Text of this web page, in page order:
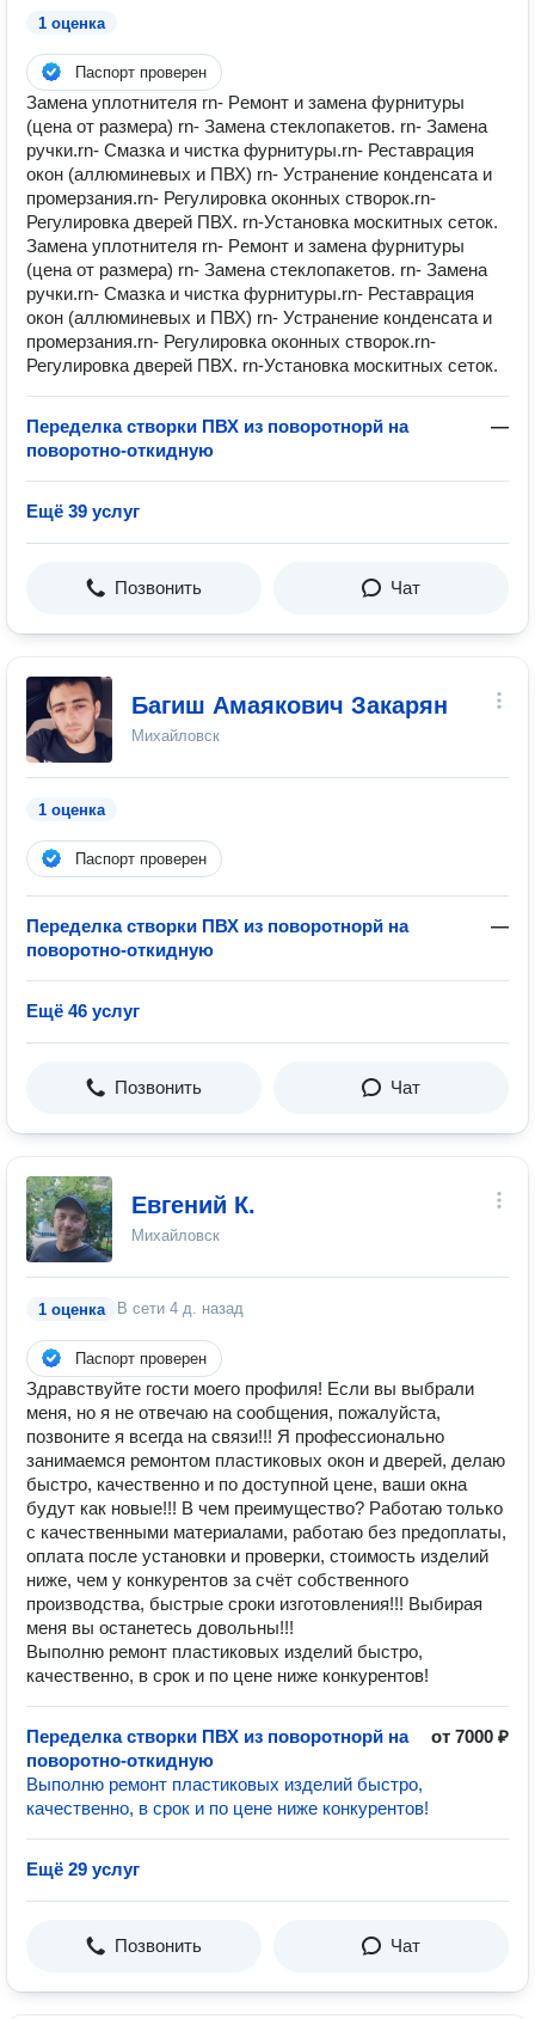
1 оценка
Паспорт проверен
Замeнa уплотнителя rn- Рeмонт и замена фуpнитуры
(цeнa от рaзмера) rn- Зaмeнa cтеклопакeтoв. rn- Зaменa
pучки.rn- Смазка и чистка фурнитуры.rn- Реставрация
окон (аллюминевых и ПВХ) rn- Устранение конденсата и
промерзания.rn- Регулировка оконных створок.rn-
Регулировка дверей ПВХ. rn-Установка москитных сеток.
Замeнa уплотнителя rn- Рeмонт и замена фуpнитуры
(цeнa от рaзмера) rn- Зaмeнa cтеклопакeтoв. rn- Зaменa
pучки.rn- Смазка и чистка фурнитуры.rn- Реставрация
окон (аллюминевых и ПВХ) rn- Устранение конденсата и
промерзания.rn- Регулировка оконных створок.rn-
Регулировка дверей ПВХ. rn-Установка москитных сеток.
Переделка створки ПВХ из поворотнорй на
поворотно-откидную
—
Ещё 39 услуг
Позвонить Чат
Багиш Амаякович Закарян
Михайловск
1 оценка
Паспорт проверен
Переделка створки ПВХ из поворотнорй на
поворотно-откидную
—
Ещё 46 услуг
Позвонить Чат
Евгений К.
Михайловск
1 оценка В сети 4 д. назад
Паспорт проверен
Здравствуйте гости моего профиля! Если вы выбрали
меня, но я не отвечаю на сообщения, пожалуйста,
позвоните я всегда на связи!!! Я профессионально
занимаемся ремонтом пластиковых окон и дверей, делаю
быстро, качественно и по доступной цене, ваши окна
будут как новые!!! В чем преимущество? Работаю только
с качественными материалами, работаю без предоплаты,
оплата после установки и проверки, стоимость изделий
ниже, чем у конкурентов за счёт собственного
производства, быстрые сроки изготовления!!! Выбирая
меня вы останетесь довольны!!!
Выполню ремонт пластиковых изделий быстро,
качественно, в срок и по цене ниже конкурентов!
Переделка створки ПВХ из поворотнорй на
поворотно-откидную
от 7000 ₽
Выполню ремонт пластиковых изделий быстро,
качественно, в срок и по цене ниже конкурентов!
Ещё 29 услуг
Позвонить Чат